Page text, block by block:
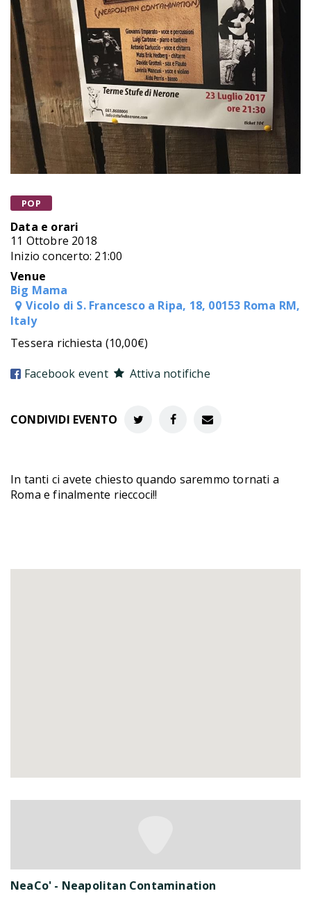
POP
Data e orari
11 Ottobre 2018
Inizio concerto: 21:00
Venue
Big Mama
Vicolo di S. Francesco a Ripa, 18, 00153 Roma RM,
Italy
Tessera richiesta (10,00€)
Facebook event
Attiva notifiche
CONDIVIDI EVENTO
In tanti ci avete chiesto quando saremmo tornati a
Roma e finalmente rieccoci!!
NeaCo' - Neapolitan Contamination